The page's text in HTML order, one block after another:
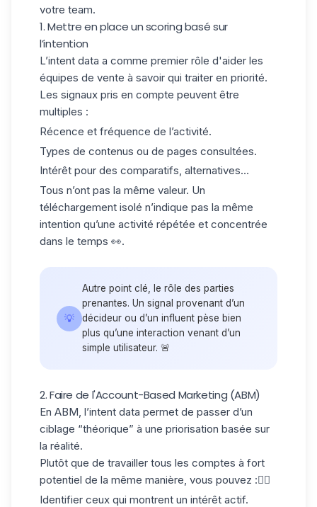
votre team.
1. Mettre en place un scoring basé sur
l’intention
L’intent data a comme premier rôle d'aider les
équipes de vente à savoir qui traiter en priorité.
Les signaux pris en compte peuvent être
multiples :
Récence et fréquence de l’activité.
Types de contenus ou de pages consultées.
Intérêt pour des comparatifs, alternatives…
Tous n’ont pas la même valeur. Un
téléchargement isolé n’indique pas la même
intention qu’une activité répétée et concentrée
dans le temps 👀.
💡
Autre point clé, le rôle des parties
prenantes. Un signal provenant d’un
décideur ou d’un influent pèse bien
plus qu’une interaction venant d’un
simple utilisateur. 🚨
2. Faire de l'Account-Based Marketing (ABM)
En ABM, l’intent data permet de passer d’un
ciblage “théorique” à une priorisation basée sur
la réalité.
Plutôt que de travailler tous les comptes à fort
potentiel de la même manière, vous pouvez :👇🏻
Identifier ceux qui montrent un intérêt actif.